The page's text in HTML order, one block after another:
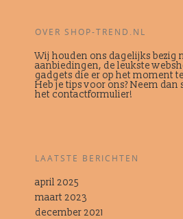
OVER SHOP-TREND.NL
Wij houden ons dagelijks bezig
aanbiedingen, de leukste
gadgets die er op het moment
Heb je tips voor ons? Neem
het contactformulier!
LAATSTE BERICHTEN
april 2025
maart 2023
december 2021